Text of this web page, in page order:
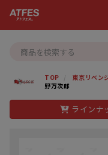
TOP 東京リベン
野万次郎
ラインナ